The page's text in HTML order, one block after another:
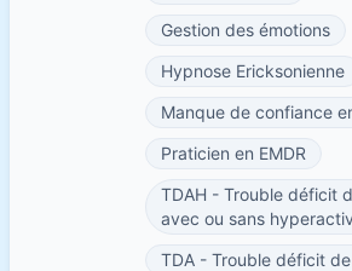
Gestion des émotions
Hypnose Ericksonienne
Manque de confiance
Praticien en EMDR
TDAH - Trouble déficit
avec ou sans
TDA - Trouble déficit